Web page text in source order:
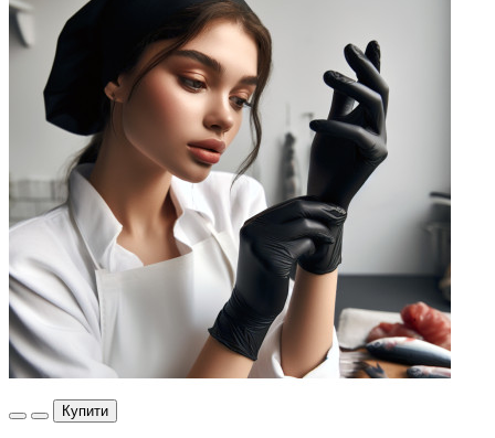
Купити